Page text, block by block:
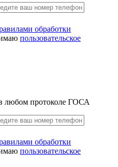
обработки
пользовательское
любом протоколе ГОСА
обработки
пользовательское